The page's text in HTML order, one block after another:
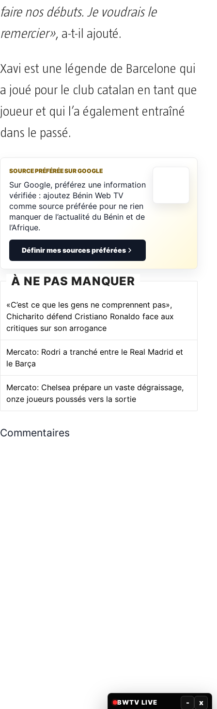
faire nos débuts. Je voudrais le
remercier», a-t-il ajouté.
Xavi est une légende de Barcelone qui
a joué pour le club catalan en tant que
joueur et qui l’a également entraîné
dans le passé.
SOURCE PRÉFÉRÉE SUR GOOGLE
Sur Google, préférez une information
vérifiée : ajoutez Bénin Web TV
comme source préférée pour ne rien
manquer de l’actualité du Bénin et de
l’Afrique.
Définir mes sources préférées
À NE PAS MANQUER
«C’est ce que les gens ne comprennent pas»,
Chicharito défend Cristiano Ronaldo face aux
critiques sur son arrogance
Mercato: Rodri a tranché entre le Real Madrid et
le Barça
Mercato: Chelsea prépare un vaste dégraissage,
onze joueurs poussés vers la sortie
Commentaires
BWTV LIVE - x